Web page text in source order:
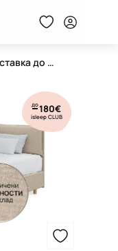
Легло Orion с доставка до 24 часа
до180€
isleep CLUB